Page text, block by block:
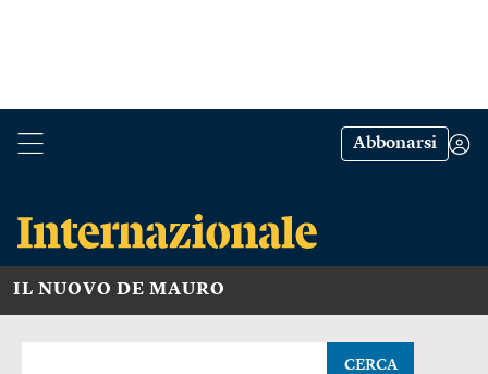
Abbonarsi
IL NUOVO DE MAURO
CERCA